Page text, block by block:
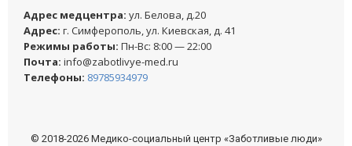
Адреc медцентра: ул. Белова, д.20
Адреc: г. Симферополь, ул. Киевская, д. 41
Режимы работы: Пн-Вс: 8:00 — 22:00
Почта: info@zabotlivye-med.ru
Телефоны: 89785934979
© 2018-2026 Медико-социальный центр «Заботливые люди»